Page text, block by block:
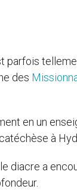
des
en un
à
diacre a